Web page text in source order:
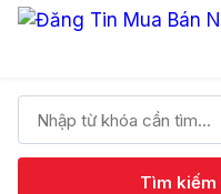
Tìm kiếm